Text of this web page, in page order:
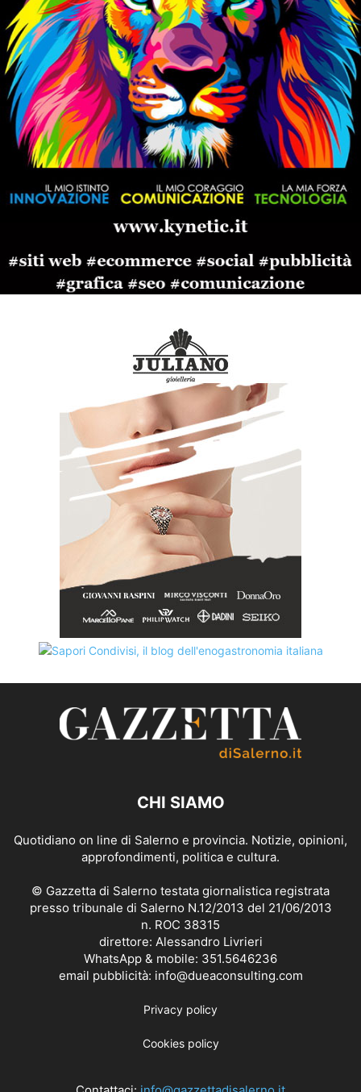
CHI SIAMO
Quotidiano on line di Salerno e provincia. Notizie, opinioni,
approfondimenti, politica e cultura.
© Gazzetta di Salerno testata giornalistica registrata
presso tribunale di Salerno N.12/2013 del 21/06/2013
n. ROC 38315
direttore: Alessandro Livrieri
WhatsApp & mobile: 351.5646236
email pubblicità: info@dueaconsulting.com
Privacy policy
Cookies policy